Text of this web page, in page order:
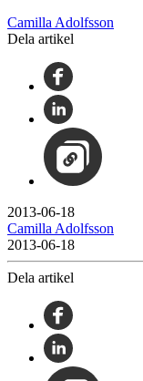
Camilla Adolfsson
Dela artikel
2013-06-18
Camilla Adolfsson
2013-06-18
Dela artikel